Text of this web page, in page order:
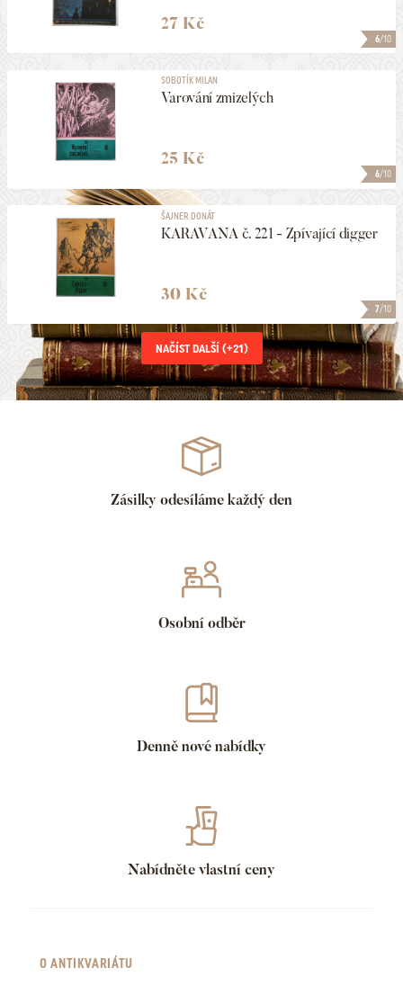
6/10
27 Kč
6/10
SOBOTÍK MILAN
Varování zmizelých
25 Kč
7/10
ŠAJNER DONÁT
KARAVANA č. 221 - Zpívající digger
30 Kč
NAČÍST DALŠÍ (+21)
Zásilky odesíláme každý den
Osobní odběr
Denně nové nabídky
Nabídněte vlastní ceny
O ANTIKVARIÁTU